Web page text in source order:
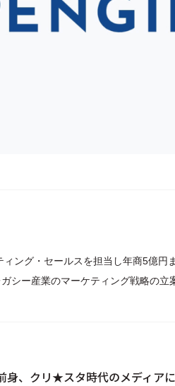
ング・セールスを担当し年商5億円
シー産業のマーケティング戦略の立
身、クリ★スタ時代のメディア